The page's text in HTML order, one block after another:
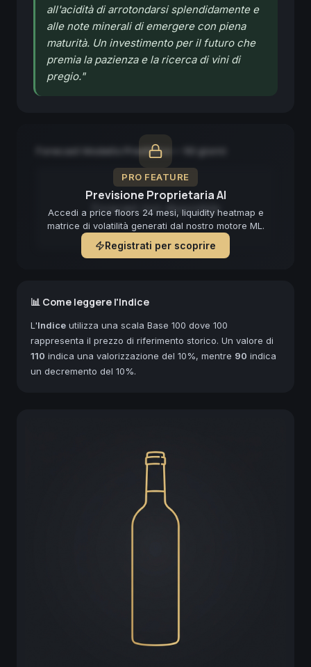
all'acidità di arrotondarsi splendidamente e
alle note minerali di emergere con piena
maturità. Un investimento per il futuro che
premia la pazienza e la ricerca di vini di
pregio."
PRO FEATURE
Previsione Proprietaria AI
Accedi a price floors 24 mesi, liquidity heatmap e
matrice di volatilità generati dal nostro motore ML.
Registrati per scoprire
Forecast Modello Predittivo — 90 giorni
Forecast non disponibile
📊 Come leggere l'Indice
L'Indice utilizza una scala Base 100 dove 100
rappresenta il prezzo di riferimento storico. Un valore di
110 indica una valorizzazione del 10%, mentre 90 indica
un decremento del 10%.